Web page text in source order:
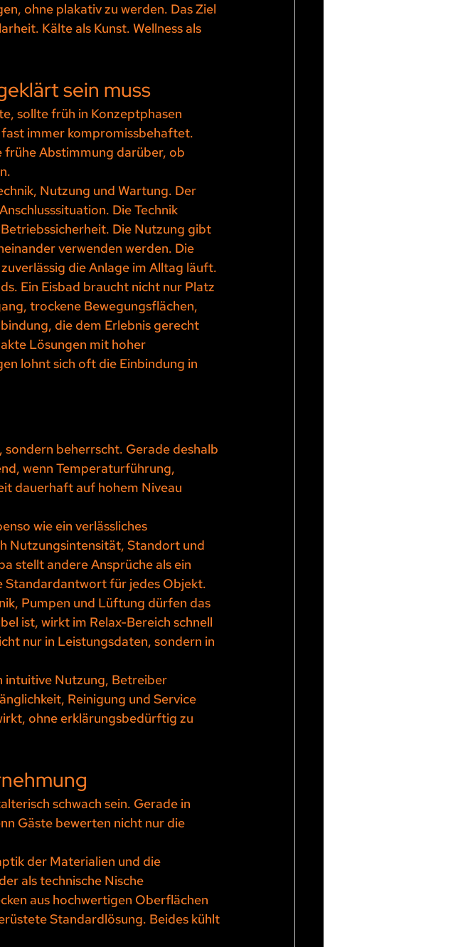
ohne plakativ zu werden. Das Ziel
Kälte als Kunst. Wellness als
sein muss
sollte früh in Konzeptphasen
immer kompromissbehaftet.
frühe Abstimmung darüber, ob
Nutzung und Wartung. Der
Die Technik
Die Nutzung gibt
verwenden werden. Die
die Anlage im Alltag läuft.
Ein Eisbad braucht nicht nur Platz
trockene Bewegungsflächen,
die dem Erlebnis gerecht
Lösungen mit hoher
lohnt sich oft die Einbindung in
beherrscht. Gerade deshalb
wenn Temperaturführung,
dauerhaft auf hohem Niveau
wie ein verlässliches
Nutzungsintensität, Standort und
stellt andere Ansprüche als ein
Standardantwort für jedes Objekt.
Pumpen und Lüftung dürfen das
ist, wirkt im Relax-Bereich schnell
nur in Leistungsdaten, sondern in
intuitive Nutzung, Betreiber
Reinigung und Service
ohne erklärungsbedürftig zu
schwach sein. Gerade in
Gäste bewerten nicht nur die
der Materialien und die
als technische Nische
aus hochwertigen Oberflächen
Standardlösung. Beides kühlt